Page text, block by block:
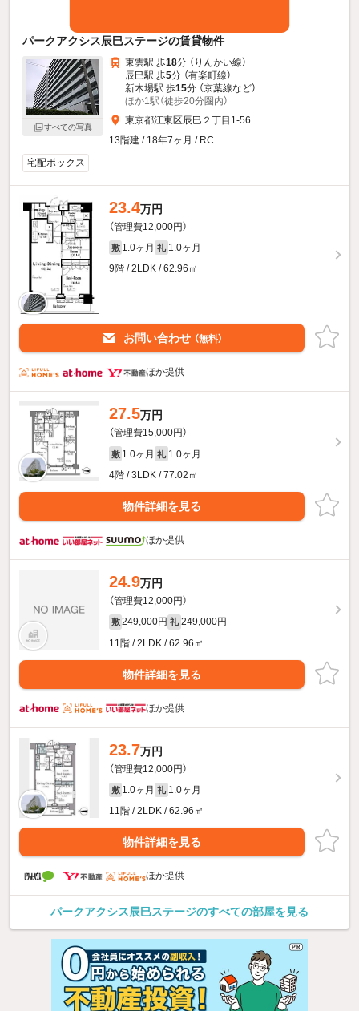
パークアクシス辰巳ステージの賃貸物件
すべての写真
東雲駅 歩18分 （りんかい線）
辰巳駅 歩5分 （有楽町線）
新木場駅 歩15分 （京葉線など）
ほか1駅（徒歩20分圏内）
東京都江東区辰巳２丁目1-56
13階建 / 18年7ヶ月 / RC
宅配ボックス
23.4万円
（管理費12,000円）
敷 1.0ヶ月 礼 1.0ヶ月
9階 / 2LDK / 62.96㎡
お問い合わせ （無料）
ほか提供
27.5万円
（管理費15,000円）
敷 1.0ヶ月 礼 1.0ヶ月
4階 / 3LDK / 77.02㎡
物件詳細を見る
ほか提供
24.9万円
（管理費12,000円）
敷 249,000円 礼 249,000円
11階 / 2LDK / 62.96㎡
物件詳細を見る
ほか提供
23.7万円
（管理費12,000円）
敷 1.0ヶ月 礼 1.0ヶ月
11階 / 2LDK / 62.96㎡
物件詳細を見る
ほか提供
パークアクシス辰巳ステージのすべての部屋を見る